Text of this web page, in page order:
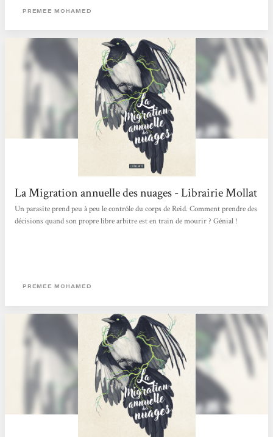
infecte les humains et qui influe sur leur comportement. Seulement voilà, Reid
plastique à...
PREMEE MOHAMED
La Migration annuelle des nuages - Librairie Mollat
Un parasite prend peu à peu le contrôle du corps de Reid. Comment prendre des
décisions quand son propre libre arbitre est en train de mourir ? Génial !
PREMEE MOHAMED